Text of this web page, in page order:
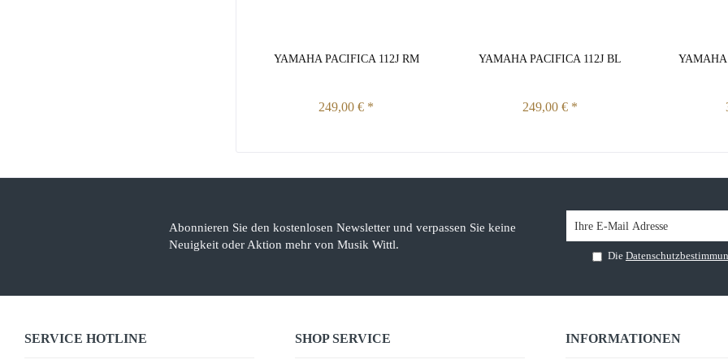
YAMAHA PACIFICA 112J RM
249,00 € *
YAMAHA PACIFICA 112J BL
249,00 € *
YAMAHA
Abonnieren Sie den kostenlosen Newsletter und verpassen Sie keine
Neuigkeit oder Aktion mehr von Musik Wittl.
Die
SERVICE HOTLINE SHOP SERVICE INFORMATIONEN